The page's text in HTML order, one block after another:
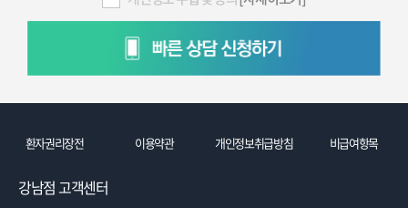
환자권리장전 이용약관 개인정보취급방침 비급여항목
강남점 고객센터